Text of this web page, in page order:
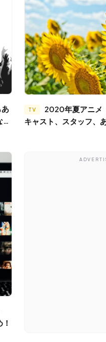
TV
キャスト、スタッフ、